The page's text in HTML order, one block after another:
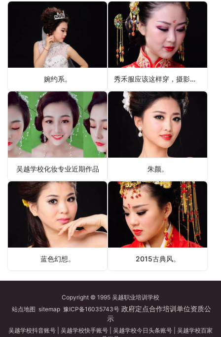
婉约系。 秀禾服应该这样穿，摄影作品
吴越学校化妆专业近期作品 朱颜。
蓝色幻想。 2015古典风。
Copyright © 1995 吴越职业培训学校
站点地图 sitemap 豫ICP备16035743号政府定点合作培训单位资质公
示
吴越学校抖音账号 吴越学校快手账号 吴越学校今日头条账号
吴越学校百家